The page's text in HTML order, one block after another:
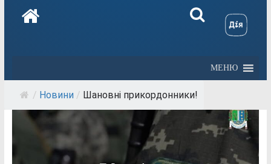
МЕНЮ
/ Новини / Шановні прикордонники!